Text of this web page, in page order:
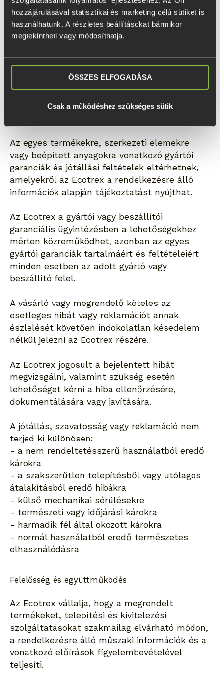
hozzájárulásával statisztikai és marketing célú sütiket is
használhatunk. A részletes beállításokat bármikor
megtekintheti vagy módosíthatja.
ÖSSZES ELFOGADÁSA
Csak a működéshez szükséges sütik
és technológiákat alkalmaz, valamint törekszik
a kivitelezési munkák folyamatos szakmai
ellenőrzésére.
Az Ecotrex a termékekre és szolgáltatásokra a
mindenkor hatályos magyar jogszabályok
szerinti kellékszavatossági,
alkalmazandó — jótállási kötelezettségeket
Az egyes termékekre, szerkezeti elemekre
vagy beépített anyagokra vonatkozó gyártói
garanciák és jótállási feltételek eltérhetnek,
amelyekről az Ecotrex a rendelkezésre álló
információk alapján tájékoztatást nyújthat.
Az Ecotrex a gyártói vagy beszállítói
garanciális ügyintézésben a lehetőségekhez
mérten közreműködhet, azonban az egyes
gyártói garanciák tartalmáért és feltételeiért
minden esetben az adott gyártó vagy
beszállító felel.
A vásárló vagy megrendelő köteles az
esetleges hibát vagy reklamációt annak
észlelését követően indokolatlan késedelem
nélkül jelezni az Ecotrex részére.
Az Ecotrex jogosult a bejelentett hibát
megvizsgálni, valamint szükség esetén
lehetőséget kérni a hiba ellenőrzésére,
dokumentálására vagy javítására.
A jótállás, szavatosság vagy reklamáció nem
terjed ki különösen:
- a nem rendeltetésszerű használatból eredő
károkra
- a szakszerűtlen telepítésből vagy utólagos
átalakításból eredő hibákra
- külső mechanikai sérülésekre
- természeti vagy időjárási károkra
- harmadik fél által okozott károkra
- normál használatból eredő természetes
elhasználódásra
Felelősség és együttműködés
Az Ecotrex vállalja, hogy a megrendelt
termékeket, telepítési és kivitelezési
szolgáltatásokat szakmailag elvárható módon,
a rendelkezésre álló műszaki információk és a
vonatkozó előírások figyelembevételével
teljesíti.